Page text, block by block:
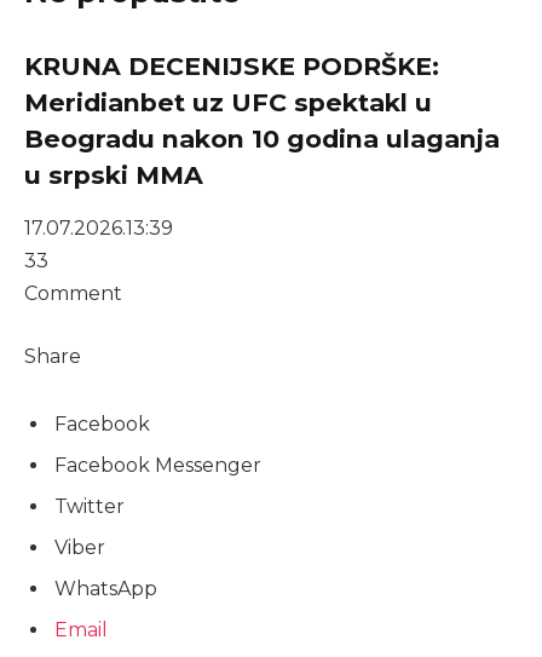
KRUNA DECENIJSKE PODRŠKE:
Meridianbet uz UFC spektakl u
Beogradu nakon 10 godina ulaganja
u srpski MMA
17.07.2026.13:39
33
Comment
Share
Facebook
Facebook Messenger
Twitter
Viber
WhatsApp
Email